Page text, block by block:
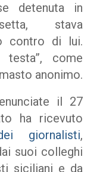
detenuta in
stava
contro di lui.
come
anonimo.
il 27
ha ricevuto
giornalisti,
suoi colleghi
siciliani e da